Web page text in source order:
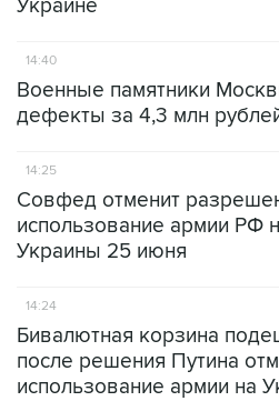
Украине
14:40
Военные памятники
дефекты за 4,3 млн
14:25
Совфед отменит
использование армии РФ
Украины 25 июня
14:24
Бивалютная корзина
после решения Путина
использование армии на